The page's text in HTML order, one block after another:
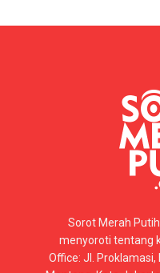
Sorot Merah
menyoroti tentang
Office: Jl. Proklamasi,